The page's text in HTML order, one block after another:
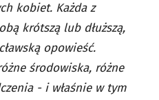
kobiet. Każda z
krótszą lub dłuższą,
opowieść.
środowiska, różne
- i właśnie w tym